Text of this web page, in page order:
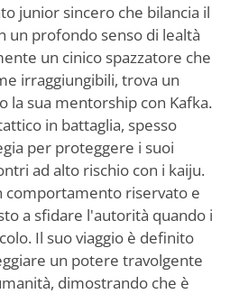
junior sincero che bilancia il
un profondo senso di lealtà
un cinico spazzatore che
irraggiungibili, trova un
la sua mentorship con Kafka.
in battaglia, spesso
per proteggere i suoi
ad alto rischio con i kaiju.
comportamento riservato e
a sfidare l'autorità quando i
Il suo viaggio è definito
un potere travolgente
dimostrando che è